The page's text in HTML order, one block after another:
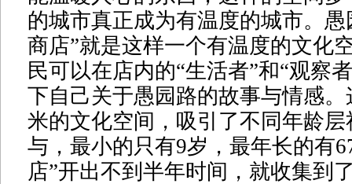
的城市真正成为有温度的城市。愚
商店”就是这样一个有温度的文化
民可以在店内的“生活者”和“观察
下自己关于愚园路的故事与情感
米的文化空间，吸引了不同年龄
与，最小的只有9岁，最年长的有
店”开出不到半年时间，就收集到